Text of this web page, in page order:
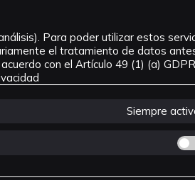
Para poder utilizar estos
el tratamiento de datos
con el Artículo 49 (1) (a)
Siempre